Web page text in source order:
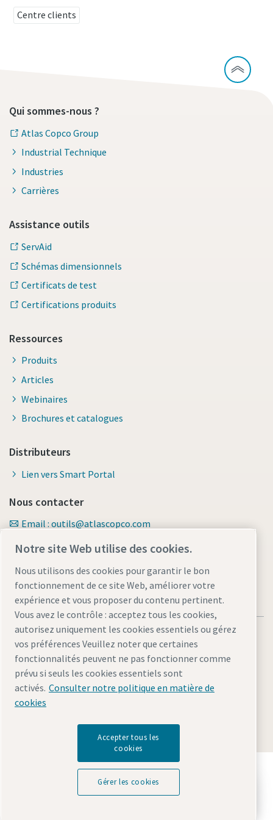
Centre clients
Qui sommes-nous ?
Atlas Copco Group
Industrial Technique
Industries
Carrières
Assistance outils
ServAid
Schémas dimensionnels
Certificats de test
Certifications produits
Ressources
Produits
Articles
Webinaires
Brochures et catalogues
Distributeurs
Lien vers Smart Portal
Nous contacter
Email : outils@atlascopco.com
Formulaire de contact
Prenez un rendez-vous téléphonique gratuit
Mentions légales et politique de confidentialité
Gérer les cookies
© 2026 Atlas Copco AB
Découvrez comment le groupe Atlas Copco met en
œuvre une technologie qui transforme l'avenir.
Visitez le site Web Atlas Copco Group
Notre site Web utilise des cookies.
Nous utilisons des cookies pour garantir le bon
fonctionnement de ce site Web, améliorer votre
expérience et vous proposer du contenu pertinent.
Vous avez le contrôle : acceptez tous les cookies,
autorisez uniquement les cookies essentiels ou gérez
vos préférences Veuillez noter que certaines
fonctionnalités peuvent ne pas fonctionner comme
prévu si seuls les cookies essentiels sont
activés. Consulter notre politique en matière de
cookies
Accepter tous les
cookies
Gérer les cookies